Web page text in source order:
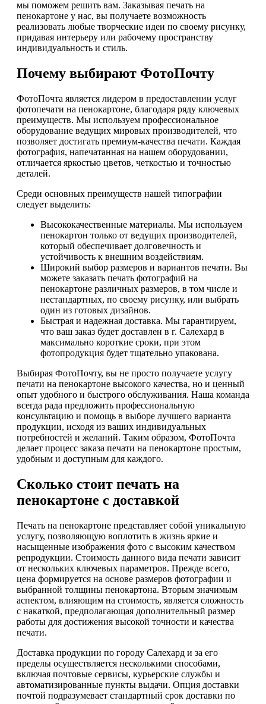
мы поможем решить вам. Заказывая печать на
пенокартоне у нас, вы получаете возможность
реализовать любые творческие идеи по своему рисунку,
придавая интерьеру или рабочему пространству
индивидуальность и стиль.
Почему выбирают ФотоПочту
ФотоПочта является лидером в предоставлении услуг
фотопечати на пенокартоне, благодаря ряду ключевых
преимуществ. Мы используем профессиональное
оборудование ведущих мировых производителей, что
позволяет достигать премиум-качества печати. Каждая
фотография, напечатанная на нашем оборудовании,
отличается яркостью цветов, четкостью и точностью
деталей.
Среди основных преимуществ нашей типографии
следует выделить:
Высококачественные материалы. Мы используем
пенокартон только от ведущих производителей,
который обеспечивает долговечность и
устойчивость к внешним воздействиям.
Широкий выбор размеров и вариантов печати. Вы
можете заказать печать фотографий на
пенокартоне различных размеров, в том числе и
нестандартных, по своему рисунку, или выбрать
один из готовых дизайнов.
Быстрая и надежная доставка. Мы гарантируем,
что ваш заказ будет доставлен в г. Салехард в
максимально короткие сроки, при этом
фотопродукция будет тщательно упакована.
Выбирая ФотоПочту, вы не просто получаете услугу
печати на пенокартоне высокого качества, но и ценный
опыт удобного и быстрого обслуживания. Наша команда
всегда рада предложить профессиональную
консультацию и помощь в выборе лучшего варианта
продукции, исходя из ваших индивидуальных
потребностей и желаний. Таким образом, ФотоПочта
делает процесс заказа печати на пенокартоне простым,
удобным и доступным для каждого.
Сколько стоит печать на
пенокартоне с доставкой
Печать на пенокартоне представляет собой уникальную
услугу, позволяющую воплотить в жизнь яркие и
насыщенные изображения фото с высоким качеством
репродукции. Стоимость данного вида печати зависит
от нескольких ключевых параметров. Прежде всего,
цена формируется на основе размеров фотографии и
выбранной толщины пенокартона. Вторым значимым
аспектом, влияющим на стоимость, является сложность
с накаткой, предполагающая дополнительный размер
работы для достижения высокой точности и качества
печати.
Доставка продукции по городу Салехард и за его
пределы осуществляется несколькими способами,
включая почтовые сервисы, курьерские службы и
автоматизированные пункты выдачи. Опция доставки
почтой подразумевает стандартный срок доставки по